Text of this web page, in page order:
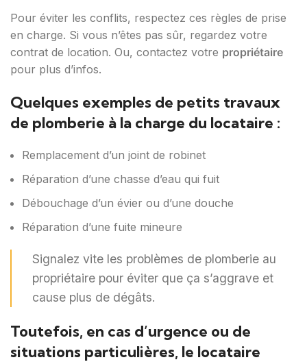
Pour éviter les conflits, respectez ces règles de prise
en charge. Si vous n’êtes pas sûr, regardez votre
contrat de location. Ou, contactez votre propriétaire
pour plus d’infos.
Quelques exemples de petits travaux
de plomberie à la charge du locataire :
Remplacement d’un joint de robinet
Réparation d’une chasse d’eau qui fuit
Débouchage d’un évier ou d’une douche
Réparation d’une fuite mineure
Signalez vite les problèmes de plomberie au
propriétaire pour éviter que ça s’aggrave et
cause plus de dégâts.
Toutefois, en cas d’urgence ou de
situations particulières, le locataire